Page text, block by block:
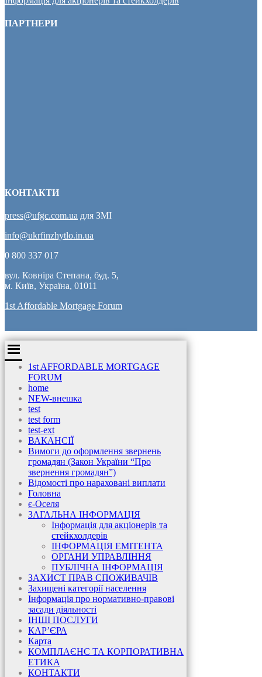
ПАРТНЕРИ
КОНТАКТИ
press@ufgc.com.ua для ЗМІ
info@ukrfinzhytlo.in.ua
0 800 337 017
вул. Ковніра Степана, буд. 5,
м. Київ, Україна, 01011
1st Affordable Mortgage Forum
1st AFFORDABLE MORTGAGE
FORUM
home
NEW-внешка
test
test form
test-ext
ВАКАНСІЇ
Вимоги до оформлення звернень
громадян (Закон України “Про
звернення громадян”)
Відомості про нараховані виплати
Головна
є-Оселя
ЗАГАЛЬНА ІНФОРМАЦІЯ
Інформація для акціонерів та
стейкхолдерів
ІНФОРМАЦІЯ ЕМІТЕНТА
ОРГАНИ УПРАВЛІННЯ
ПУБЛІЧНА ІНФОРМАЦІЯ
ЗАХИСТ ПРАВ СПОЖИВАЧІВ
Захищені категорії населення
Інформація про нормативно-правові
засади діяльності
ІНШІ ПОСЛУГИ
КАР’ЄРА
Карта
КОМПЛАЄНС ТА КОРПОРАТИВНА
ЕТИКА
КОНТАКТИ